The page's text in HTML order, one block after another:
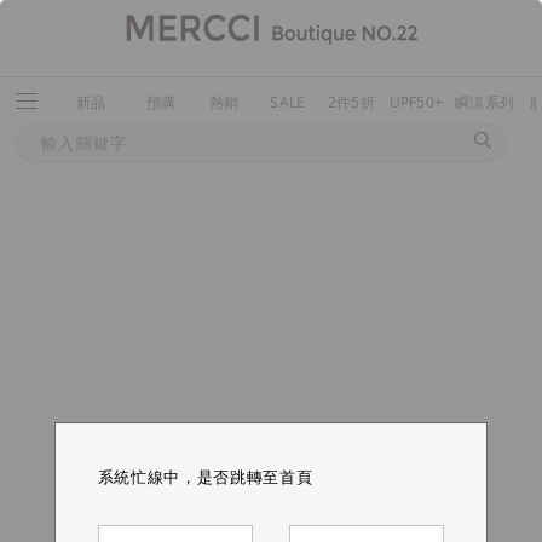
新品 預購 熱銷 SALE 2件5折 UPF50+ 瞬涼系列
系統忙線中，是否跳轉至首頁
系統忙線中，是否跳轉至首頁
系統忙線中，是否跳轉至首頁
系統忙線中，是否跳轉至首頁
系統忙線中，是否跳轉至首頁